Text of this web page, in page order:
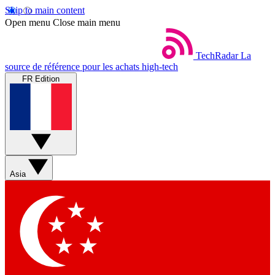
Skip to main content
Open menu Close main menu
TechRadar La
source de référence pour les achats high-tech
FR Edition
Asia